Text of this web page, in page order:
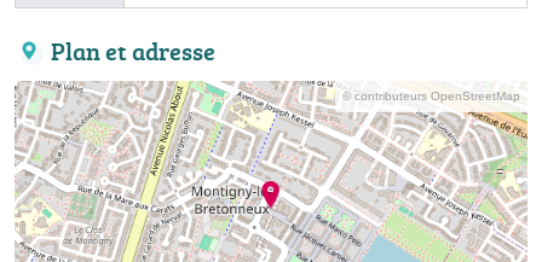
Plan et adresse
© contributeurs OpenStreetMap